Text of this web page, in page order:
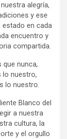
alegría,
y ese
estado en cada
encuentro y
compartida.
que nunca,
lo nuestro,
lo nuestro.
Blanco del
a nuestra
cultura, la
y el orgullo